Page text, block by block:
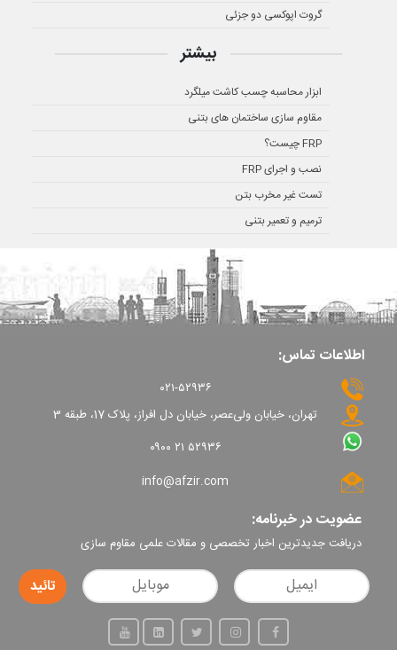
گروت اپوکسی دو جزئی
بیشتر
ابزار محاسبه چسب کاشت میلگرد
مقاوم سازی ساختمان های بتنی
FRP چیست؟
نصب و اجرای FRP
تست غیر مخرب بتن
ترمیم و تعمیر بتنی
اطلاعات تماس:
۰۲۱-۵۲۹۳۶
تهران، خیابان ولی‌عصر، خیابان دل افراز، پلاک 17، طبقه 3
۰۹۰۰ ۲۱ ۵۲۹۳۶
info@afzir.com
عضویت در خبرنامه:
دریافت جدیدترین اخبار تخصصی و مقالات علمی مقاوم سازی